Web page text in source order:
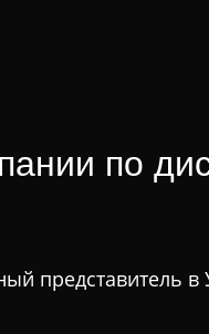
по
представитель